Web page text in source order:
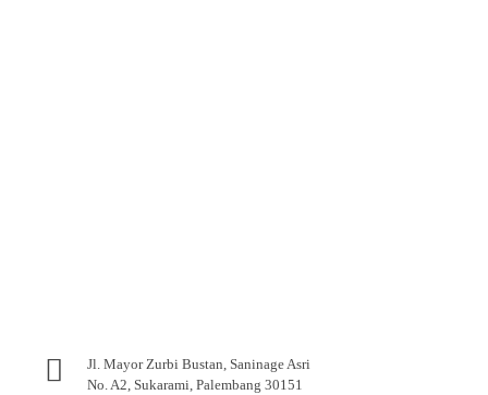
Jl. Mayor Zurbi Bustan, Saninage Asri
No. A2, Sukarami, Palembang 30151